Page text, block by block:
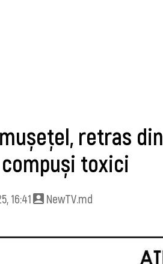
retras
toxici
16:41 NewTV.md